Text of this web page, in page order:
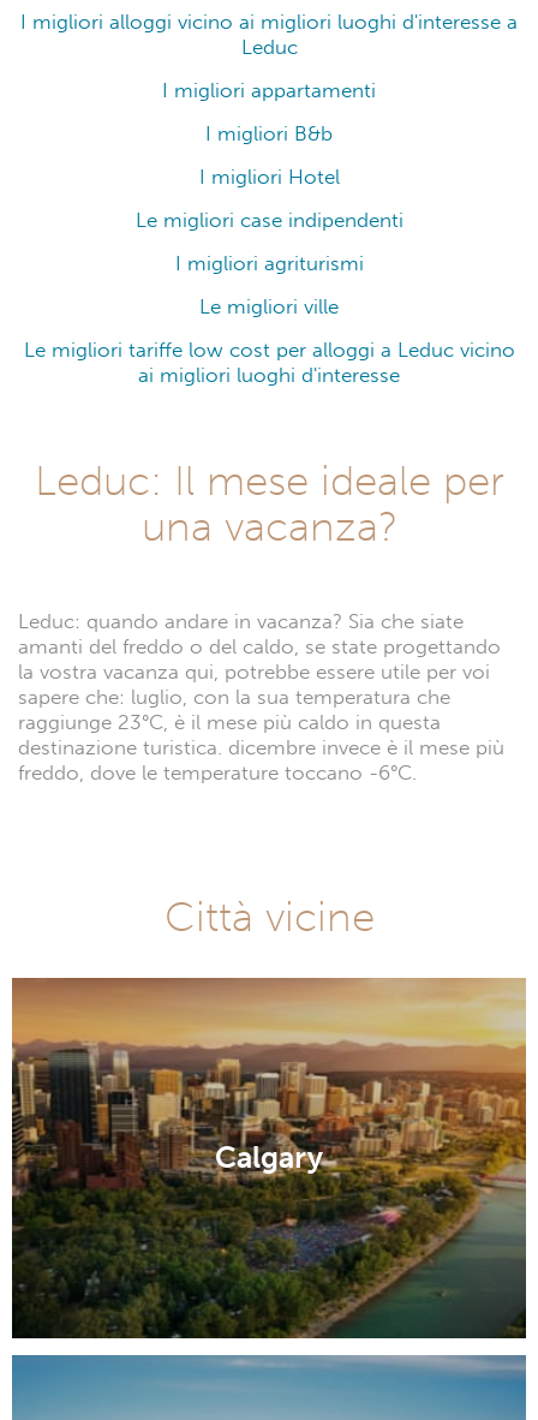
I migliori alloggi vicino ai migliori luoghi d'interesse a
Leduc
I migliori appartamenti
I migliori B&b
I migliori Hotel
Le migliori case indipendenti
I migliori agriturismi
Le migliori ville
Le migliori tariffe low cost per alloggi a Leduc vicino
ai migliori luoghi d'interesse
Leduc: Il mese ideale per
una vacanza?
Leduc: quando andare in vacanza? Sia che siate
amanti del freddo o del caldo, se state progettando
la vostra vacanza qui, potrebbe essere utile per voi
sapere che: luglio, con la sua temperatura che
raggiunge 23°C, è il mese più caldo in questa
destinazione turistica. dicembre invece è il mese più
freddo, dove le temperature toccano -6°C.
Città vicine
Calgary